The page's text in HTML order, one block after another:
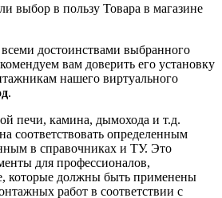
выбор в пользу Товара в магазине
достоинствами выбранного
вам доверить его установку
нашего виртуального
.
печи, камина, дымохода и т.д.
соответствовать определенным
в справочниках и ТУ. Это
для профессионалов,
которые должны быть применены
работ в соответствии с